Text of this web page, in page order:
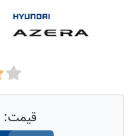
قیمت: